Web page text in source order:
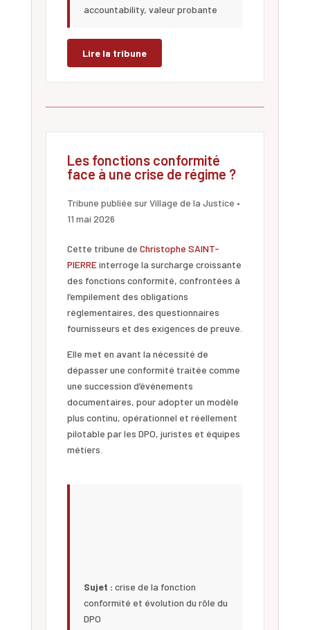
accountability, valeur probante
Lire la tribune
Les fonctions conformité
face à une crise de régime ?
Tribune publiée sur Village de la Justice •
11 mai 2026
Cette tribune de Christophe SAINT-
PIERREinterroge la surcharge croissante
des fonctions conformité, confrontées à
l’empilement des obligations
réglementaires, des questionnaires
fournisseurs et des exigences de preuve.
Elle met en avant la nécessité de
dépasser une conformité traitée comme
une succession d’événements
documentaires, pour adopter un modèle
plus continu, opérationnel et réellement
pilotable par les DPO, juristes et équipes
métiers.
Sujet : crise de la fonction
conformité et évolution du rôle du
DPO